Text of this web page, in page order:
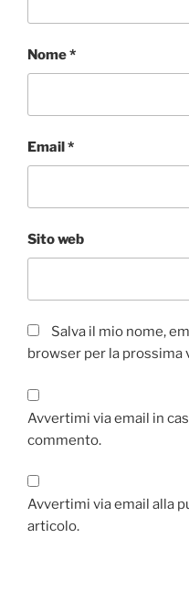
Nome*
Email*
Sito web
Salva il mio nome,
browser per la prossima
Avvertimi via email in
commento.
Avvertimi via email alla
articolo.